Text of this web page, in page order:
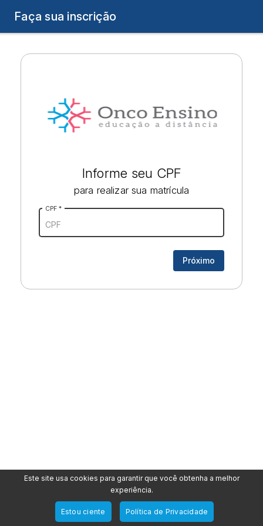
Faça sua inscrição
Informe seu CPF
para realizar sua matrícula
CPF*
Próximo
Este site usa cookies para garantir que você obtenha a melhor
experiência.
Estou ciente Política de Privacidade